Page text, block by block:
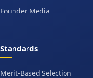
Founder Media
Standards
Merit-Based Selection